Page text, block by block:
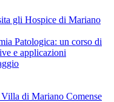
gli Hospice di Mariano
Patologica: un corso di
e applicazioni
di Mariano Comense